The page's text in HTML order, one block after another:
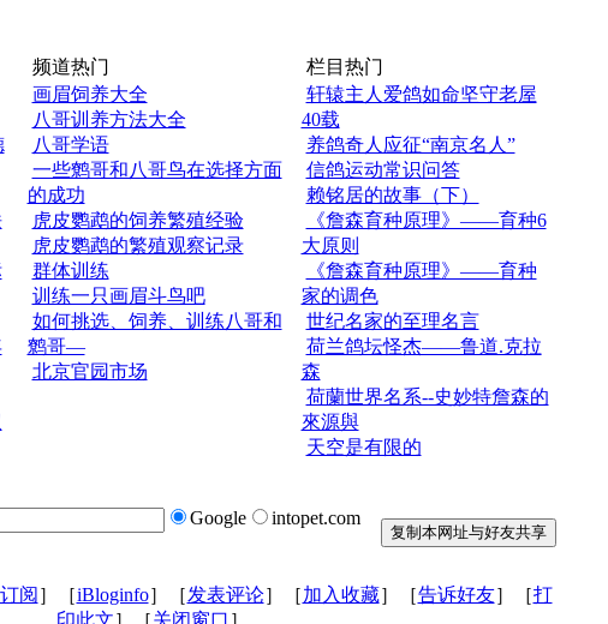
频道热门
画眉饲养大全
八哥训养方法大全
八哥学语
一些鹩哥和八哥鸟在选择方面
的成功
虎皮鹦鹉的饲养繁殖经验
虎皮鹦鹉的繁殖观察记录
群体训练
训练一只画眉斗鸟吧
如何挑选、饲养、训练八哥和
鹩哥—
北京官园市场
栏目热门
轩辕主人爱鸽如命坚守老屋
40载
养鸽奇人应征“南京名人”
信鸽运动常识问答
赖铭居的故事（下）
《詹森育种原理》——育种6
大原则
《詹森育种原理》——育种
家的调色
世纪名家的至理名言
荷兰鸽坛怪杰——鲁道.克拉
森
荷蘭世界名系--史妙特詹森的
來源與
天空是有限的
Google intopet.com
阅 ］［iBloginfo］［发表评论］［加入收藏］［告诉好友］［打
印此文］［关闭窗口 ］